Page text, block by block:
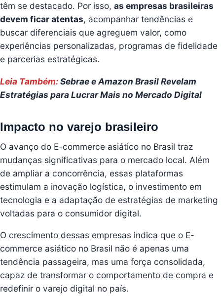
têm se destacado. Por isso, as empresas brasileiras
devem ficar atentas, acompanhar tendências e
buscar diferenciais que agreguem valor, como
experiências personalizadas, programas de fidelidade
e parcerias estratégicas.
Leia Também:Sebrae e Amazon Brasil Revelam
Estratégias para Lucrar Mais no Mercado Digital
Impacto no varejo brasileiro
O avanço do E-commerce asiático no Brasil traz
mudanças significativas para o mercado local. Além
de ampliar a concorrência, essas plataformas
estimulam a inovação logística, o investimento em
tecnologia e a adaptação de estratégias de marketing
voltadas para o consumidor digital.
O crescimento dessas empresas indica que o E-
commerce asiático no Brasil não é apenas uma
tendência passageira, mas uma força consolidada,
capaz de transformar o comportamento de compra e
redefinir o varejo digital no país.